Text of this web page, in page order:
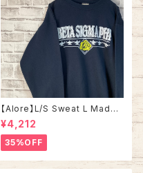
【Alore】L/S Sweat L Made i
n USA 90s 社交クラブ プロモ
ーション スウェット トレーナー
USA製 vintage ヴィンテージ
アメリカ USA 古着
¥4,212
35%OFF